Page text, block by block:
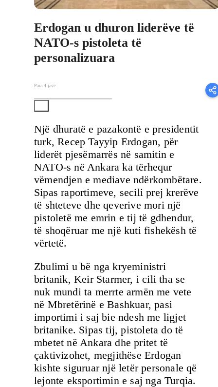
Erdogan u dhuron liderëve të
NATO-s pistoleta të
personalizuara
Para 4 javë
Një dhuratë e pazakontë e presidentit
turk, Recep Tayyip Erdogan, për
liderët pjesëmarrës në samitin e
NATO-s në Ankara ka tërhequr
vëmendjen e mediave ndërkombëtare.
Sipas raportimeve, secili prej krerëve
të shteteve dhe qeverive mori një
pistoletë me emrin e tij të gdhendur,
të shoqëruar me një kuti fishekësh të
vërtetë.
Zbulimi u bë nga kryeministri
britanik, Keir Starmer, i cili tha se
nuk mundi ta merrte armën me vete
në Mbretërinë e Bashkuar, pasi
importimi i saj bie ndesh me ligjet
britanike. Sipas tij, pistoleta do të
mbetet në Ankara dhe pritet të
çaktivizohet, megjithëse Erdogan
kishte siguruar një letër personale që
lejonte eksportimin e saj nga Turqia.